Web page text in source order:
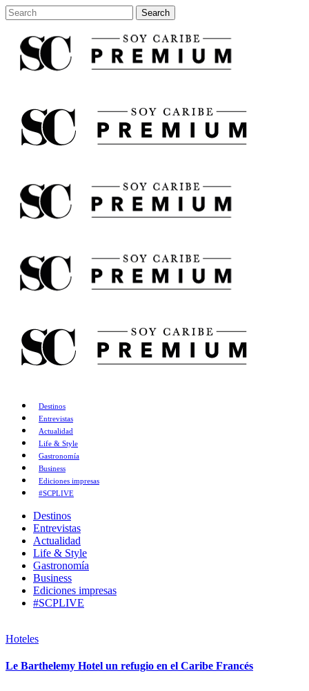
Destinos
Entrevistas
Actualidad
Life & Style
Gastronomía
Business
Ediciones impresas
#SCPLIVE
Destinos
Entrevistas
Actualidad
Life & Style
Gastronomía
Business
Ediciones impresas
#SCPLIVE
Hoteles
Le Barthelemy Hotel un refugio en el Caribe Francés